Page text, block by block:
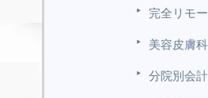
完全リモ
美容皮膚
分院別会